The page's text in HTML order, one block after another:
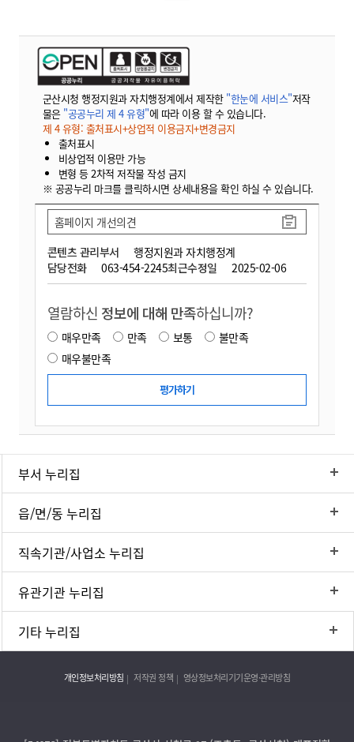
군산시청 행정지원과 자치행정계에서 제작한 "한눈에 서비스"저작
물은 "공공누리 제 4 유형"에 따라 이용 할 수 있습니다.
제 4 유형: 출처표시+상업적 이용금지+변경금지
출처표시
비상업적 이용만 가능
변형 등 2차적 저작물 작성 금지
※ 공공누리 마크를 클릭하시면 상세내용을 확인 하실 수 있습니다.
콘텐츠 관리부서
행정지원과 자치행정계
담당전화
063-454-2245최근수정일 2025-02-06
홈페이지 개선의견
열람하신 정보에 대해 만족하십니까?
매우만족 만족 보통
불만족
매우불만족
부서 누리집
읍/면/동 누리집
직속기관/사업소 누리집
유관기관 누리집
기타 누리집
개인정보처리방침 저작권 정책 영상정보처리기기운영·관리방침